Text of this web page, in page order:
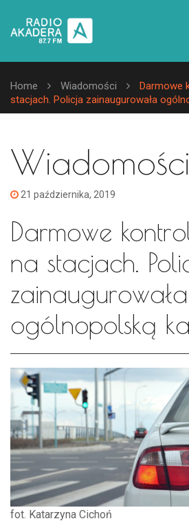
Home Wiadomości
Darmowe
stacjach. Policja zainaugurowała
Wiadomości
21 października, 2019
Darmowe
na stacjach.
zainaugurowała
ogólnopolską
fot. Katarzyna Cichoń